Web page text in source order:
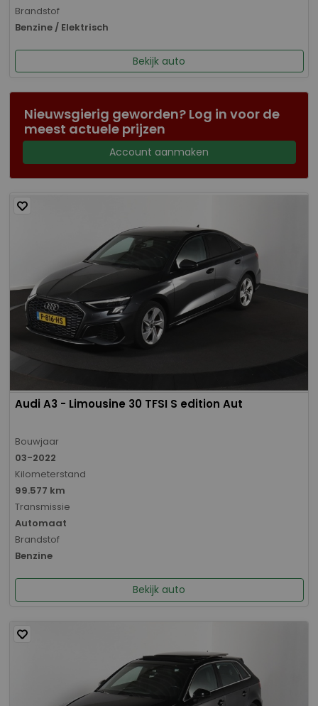
Brandstof
Benzine / Elektrisch
Bekijk auto
Nieuwsgierig geworden? Log in voor de
meest actuele prijzen
Account aanmaken
Audi A3 - Limousine 30 TFSI S edition Aut
Bouwjaar
03-2022
Kilometerstand
99.577 km
Transmissie
Automaat
Brandstof
Benzine
Bekijk auto